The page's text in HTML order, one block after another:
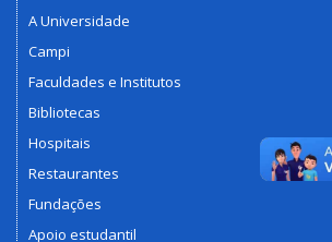
A Universidade
Campi
Faculdades e Institutos
Bibliotecas
Hospitais
Restaurantes
Fundações
Apoio estudantil